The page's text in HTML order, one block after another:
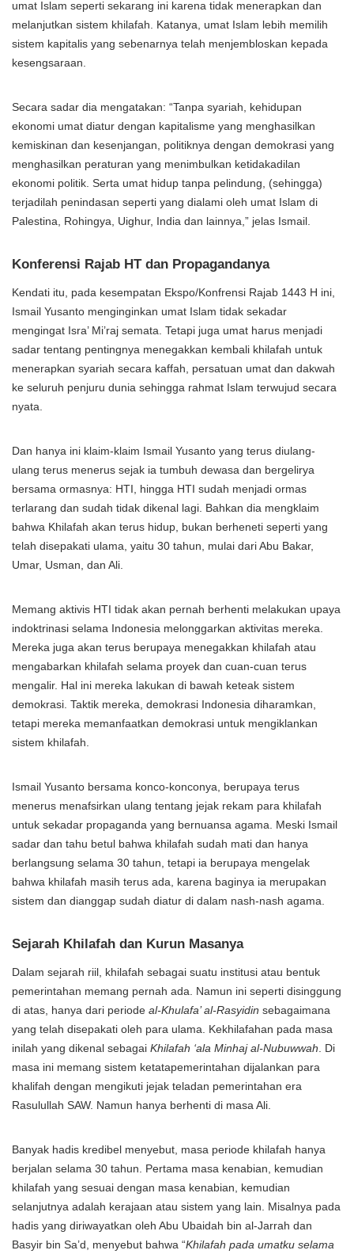
umat Islam seperti sekarang ini karena tidak menerapkan dan
melanjutkan sistem khilafah. Katanya, umat Islam lebih memilih
sistem kapitalis yang sebenarnya telah menjembloskan kepada
kesengsaraan.
Secara sadar dia mengatakan: “Tanpa syariah, kehidupan
ekonomi umat diatur dengan kapitalisme yang menghasilkan
kemiskinan dan kesenjangan, politiknya dengan demokrasi yang
menghasilkan peraturan yang menimbulkan ketidakadilan
ekonomi politik. Serta umat hidup tanpa pelindung, (sehingga)
terjadilah penindasan seperti yang dialami oleh umat Islam di
Palestina, Rohingya, Uighur, India dan lainnya,” jelas Ismail.
Konferensi Rajab HT dan Propagandanya
Kendati itu, pada kesempatan Ekspo/Konfrensi Rajab 1443 H ini,
Ismail Yusanto menginginkan umat Islam tidak sekadar
mengingat Isra’ Mi’raj semata. Tetapi juga umat harus menjadi
sadar tentang pentingnya menegakkan kembali khilafah untuk
menerapkan syariah secara kaffah, persatuan umat dan dakwah
ke seluruh penjuru dunia sehingga rahmat Islam terwujud secara
nyata.
Dan hanya ini klaim-klaim Ismail Yusanto yang terus diulang-
ulang terus menerus sejak ia tumbuh dewasa dan bergelirya
bersama ormasnya: HTI, hingga HTI sudah menjadi ormas
terlarang dan sudah tidak dikenal lagi. Bahkan dia mengklaim
bahwa Khilafah akan terus hidup, bukan berheneti seperti yang
telah disepakati ulama, yaitu 30 tahun, mulai dari Abu Bakar,
Umar, Usman, dan Ali.
Memang aktivis HTI tidak akan pernah berhenti melakukan upaya
indoktrinasi selama Indonesia melonggarkan aktivitas mereka.
Mereka juga akan terus berupaya menegakkan khilafah atau
mengabarkan khilafah selama proyek dan cuan-cuan terus
mengalir. Hal ini mereka lakukan di bawah keteak sistem
demokrasi. Taktik mereka, demokrasi Indonesia diharamkan,
tetapi mereka memanfaatkan demokrasi untuk mengiklankan
sistem khilafah.
Ismail Yusanto bersama konco-konconya, berupaya terus
menerus menafsirkan ulang tentang jejak rekam para khilafah
untuk sekadar propaganda yang bernuansa agama. Meski Ismail
sadar dan tahu betul bahwa khilafah sudah mati dan hanya
berlangsung selama 30 tahun, tetapi ia berupaya mengelak
bahwa khilafah masih terus ada, karena baginya ia merupakan
sistem dan dianggap sudah diatur di dalam nash-nash agama.
Sejarah Khilafah dan Kurun Masanya
Dalam sejarah riil, khilafah sebagai suatu institusi atau bentuk
pemerintahan memang pernah ada. Namun ini seperti disinggung
di atas, hanya dari periode al-Khulafa’ al-Rasyidin sebagaimana
yang telah disepakati oleh para ulama. Kekhilafahan pada masa
inilah yang dikenal sebagai Khilafah ‘ala Minhaj al-Nubuwwah . Di
masa ini memang sistem ketatapemerintahan dijalankan para
khalifah dengan mengikuti jejak teladan pemerintahan era
Rasulullah SAW. Namun hanya berhenti di masa Ali.
Banyak hadis kredibel menyebut, masa periode khilafah hanya
berjalan selama 30 tahun. Pertama masa kenabian, kemudian
khilafah yang sesuai dengan masa kenabian, kemudian
selanjutnya adalah kerajaan atau sistem yang lain. Misalnya pada
hadis yang diriwayatkan oleh Abu Ubaidah bin al-Jarrah dan
Basyir bin Sa’d, menyebut bahwa “Khilafah pada umatku selama